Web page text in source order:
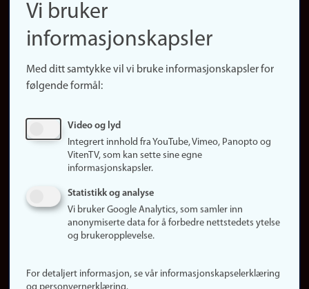
(no)
Finn forsker
Presse
Finn studier
Ledige stillinger
Om nettstedet
Informasjonskapsler
Personvern
Vi bruker
informasjonskapsler
Med ditt samtykke vil vi bruke informasjonskapsler for
følgende formål:
Video og lyd
Integrert innhold fra YouTube, Vimeo, Panopto og
VitenTV, som kan sette sine egne
informasjonskapsler.
Statistikk og analyse
Vi bruker Google Analytics, som samler inn
anonymiserte data for å forbedre nettstedets ytelse
og brukeropplevelse.
For detaljert informasjon, se vår informasjonskapselerklæring